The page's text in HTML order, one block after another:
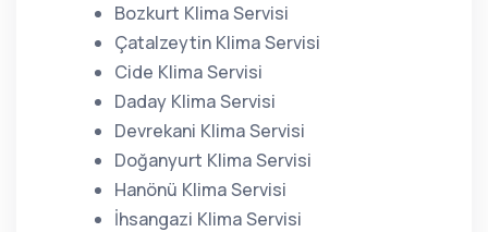
Bozkurt Klima Servisi
Çatalzeytin Klima Servisi
Cide Klima Servisi
Daday Klima Servisi
Devrekani Klima Servisi
Doğanyurt Klima Servisi
Hanönü Klima Servisi
İhsangazi Klima Servisi